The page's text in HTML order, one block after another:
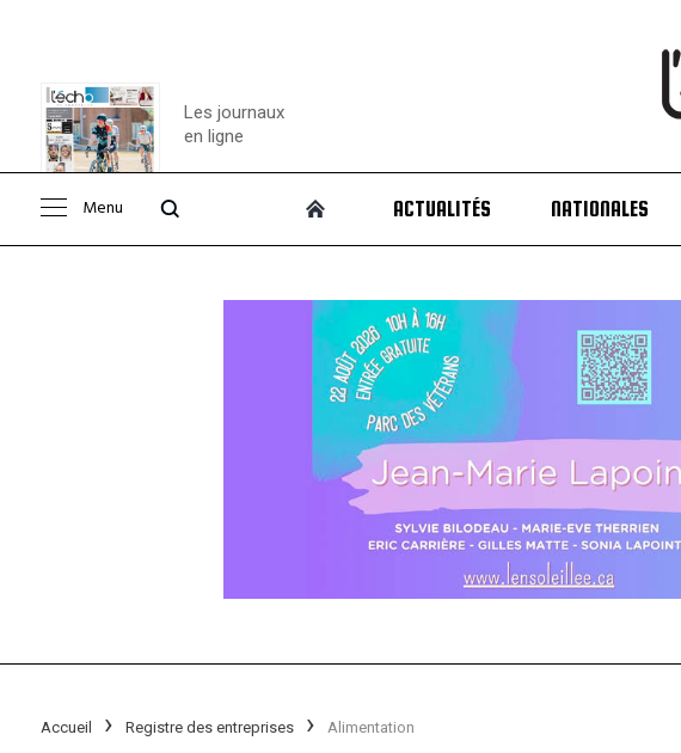
Consulter le
Les journaux
en ligne
Menu ACTUALITÉS NATIONALES
Accueil Registre des entreprises Alimentation